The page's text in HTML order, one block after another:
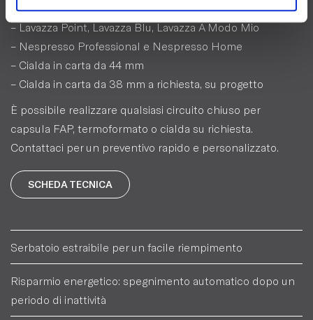
caffè:
– Lavazza Point, Lavazza Blu, Lavazza A Modo Mio
– Nespresso Professional e Nespresso Home
– Cialda in carta da 44 mm
– Cialda in carta da 38 mm a richiesta, su progetto
È possibile realizzare qualsiasi circuito chiuso per
capsula FAP, termoformato o cialda su richiesta.
Contattaci per un preventivo rapido e personalizzato.
SCHEDA TECNICA
Serbatoio estraibile per un facile riempimento
Risparmio energetico: spegnimento automatico dopo un
periodo di inattività